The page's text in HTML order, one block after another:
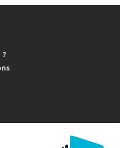
?
et cookies